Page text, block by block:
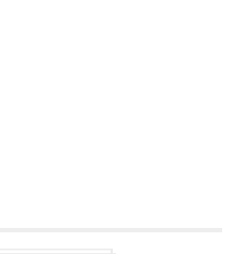
как бы продолжателем
государя для народа -